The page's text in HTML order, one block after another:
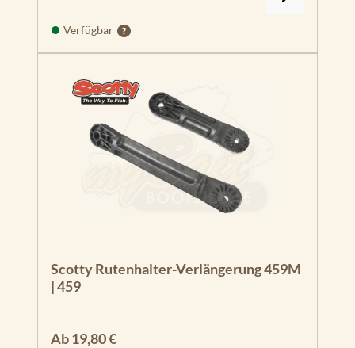
Verfügbar
Scotty Rutenhalter-Verlängerung 459M
| 459
Regulärer Preis:
Ab19,80 €